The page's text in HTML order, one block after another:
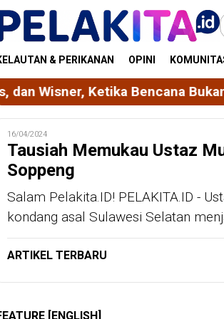
& PERIKANAN OPINI
Bencana Bukan Sekadar
16/04/2024
Tausiah Memukau Ustaz
Soppeng
Salam Pelakita.ID! PELAKITA.ID -
kondang asal Sulawesi Selatan
ARTIKEL TERBARU
[ENGLISH]